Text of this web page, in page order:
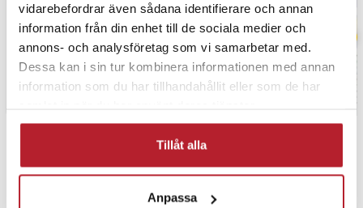
vidarebefordrar även sådana identifierare och annan
information från din enhet till de sociala medier och
annons- och analysföretag som vi samarbetar med.
Dessa kan i sin tur kombinera informationen med annan
information som du har tillhandahållit eller som de har
Tillåt alla
Anpassa
PRISGARANTI
UTFÖRSÄLJNING